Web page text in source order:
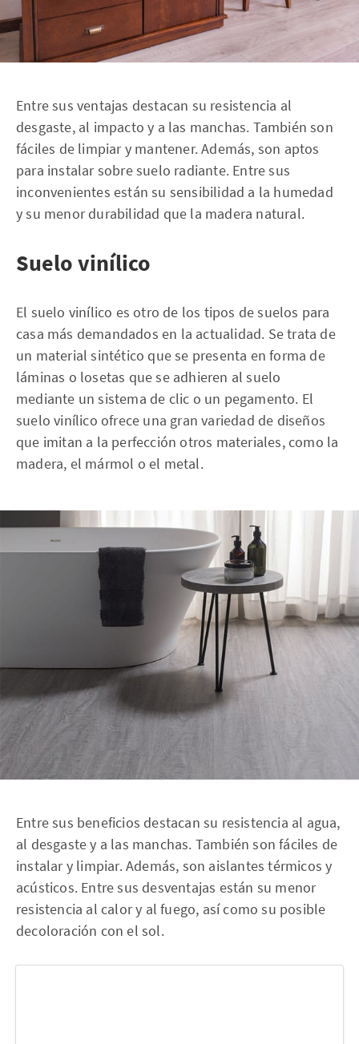
Entre sus ventajas destacan su resistencia al
desgaste, al impacto y a las manchas. También son
fáciles de limpiar y mantener. Además, son aptos
para instalar sobre suelo radiante. Entre sus
inconvenientes están su sensibilidad a la humedad
y su menor durabilidad que la madera natural.
Suelo vinílico
El suelo vinílico es otro de los tipos de suelos para
casa más demandados en la actualidad. Se trata de
un material sintético que se presenta en forma de
láminas o losetas que se adhieren al suelo
mediante un sistema de clic o un pegamento. El
suelo vinílico ofrece una gran variedad de diseños
que imitan a la perfección otros materiales, como la
madera, el mármol o el metal.
Entre sus beneficios destacan su resistencia al agua,
al desgaste y a las manchas. También son fáciles de
instalar y limpiar. Además, son aislantes térmicos y
acústicos. Entre sus desventajas están su menor
resistencia al calor y al fuego, así como su posible
decoloración con el sol.